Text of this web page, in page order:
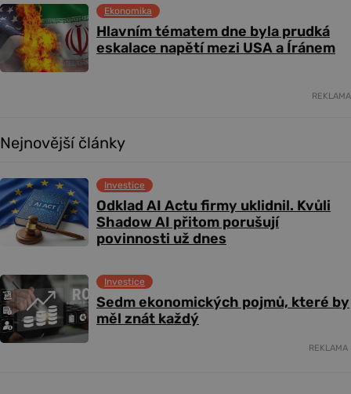
Hlavním tématem dne byla prudká
eskalace napětí mezi USA a Íránem
Ekonomika
REKLAMA
Nejnovější články
Odklad AI Actu firmy uklidnil. Kvůli
Shadow AI přitom porušují
povinnosti už dnes
Investice
Sedm ekonomických pojmů, které by
měl znát každý
Investice
REKLAMA